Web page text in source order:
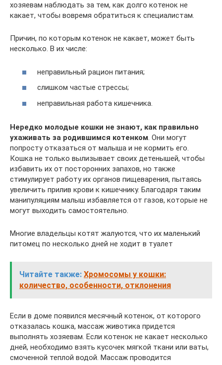
хозяевам наблюдать за тем, как долго котенок не
какает, чтобы вовремя обратиться к специалистам.
Причин, по которым котенок не какает, может быть
несколько. В их числе:
неправильный рацион питания;
слишком частые стрессы;
неправильная работа кишечника.
Нередко молодые кошки не знают, как правильно
ухаживать за родившимся котенком . Они могут
попросту отказаться от малыша и не кормить его.
Кошка не только вылизывает своих детенышей, чтобы
избавить их от посторонних запахов, но также
стимулирует работу их органов пищеварения, пытаясь
увеличить прилив крови к кишечнику. Благодаря таким
манипуляциям малыш избавляется от газов, которые не
могут выходить самостоятельно.
Многие владельцы котят жалуются, что их маленький
питомец по несколько дней не ходит в туалет
Читайте также: Хромосомы у кошки:
количество, особенности, отклонения
Если в доме появился месячный котенок, от которого
отказалась кошка, массаж животика придется
выполнять хозяевам. Если котенок не какает несколько
дней, необходимо взять кусочек мягкой ткани или ваты,
смоченной теплой водой. Массаж проводится